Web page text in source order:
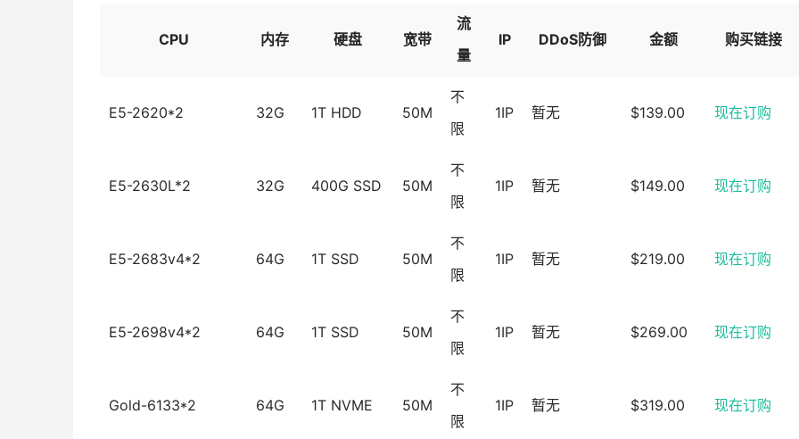
CPU 内存 硬盘 宽带
流
量
IP DDoS防御 金额 购买链接
E5-2620*2 32G 1T HDD 50M
不
限
1IP 暂无 $139.00 现在订购
E5-2630L*2 32G 400G SSD 50M
不
限
1IP 暂无 $149.00 现在订购
E5-2683v4*2 64G 1T SSD 50M
不
限
1IP 暂无 $219.00 现在订购
E5-2698v4*2 64G 1T SSD 50M
不
限
1IP 暂无 $269.00 现在订购
Gold-6133*2 64G 1T NVME 50M
不
限
1IP 暂无 $319.00 现在订购